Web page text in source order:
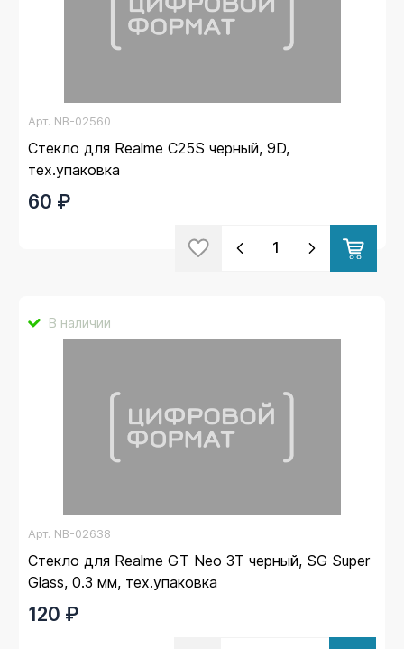
Арт. NB-02560
Стекло для Realme C25S черный, 9D,
тех.упаковка
60 ₽
В наличии
Арт. NB-02638
Стекло для Realme GT Neo 3T черный, SG Super
Glass, 0.3 мм, тех.упаковка
120 ₽